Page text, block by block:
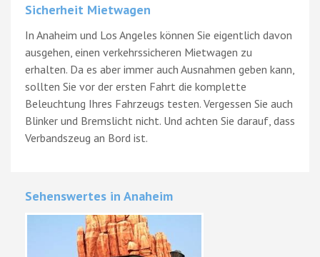
Sicherheit Mietwagen
In Anaheim und Los Angeles können Sie eigentlich davon
ausgehen, einen verkehrssicheren Mietwagen zu
erhalten. Da es aber immer auch Ausnahmen geben kann,
sollten Sie vor der ersten Fahrt die komplette
Beleuchtung Ihres Fahrzeugs testen. Vergessen Sie auch
Blinker und Bremslicht nicht. Und achten Sie darauf, dass
Verbandszeug an Bord ist.
Sehenswertes in Anaheim